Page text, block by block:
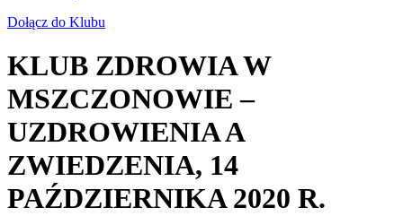
Dołącz do Klubu
KLUB ZDROWIA W
MSZCZONOWIE –
UZDROWIENIA A
ZWIEDZENIA, 14
PAŹDZIERNIKA 2020 R.